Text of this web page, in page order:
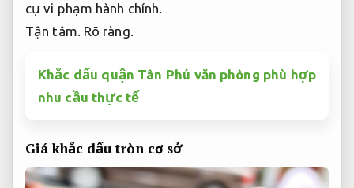
cụ vi phạm hành chính.
Tận tâm. Rõ ràng.
Khắc dấu quận Tân Phú văn phòng phù hợp
nhu cầu thực tế
Giá khắc dấu tròn cơ sở